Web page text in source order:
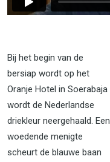
Bij het begin van de
bersiap wordt op het
Oranje Hotel in Soerabaja
wordt de Nederlandse
driekleur neergehaald. Een
woedende menigte
scheurt de blauwe baan